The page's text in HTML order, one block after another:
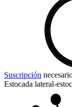
Suscripción
Estocada lateral-